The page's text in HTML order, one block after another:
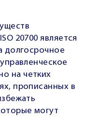
20700 является
долгосрочное
на четких
прописанных в
могут